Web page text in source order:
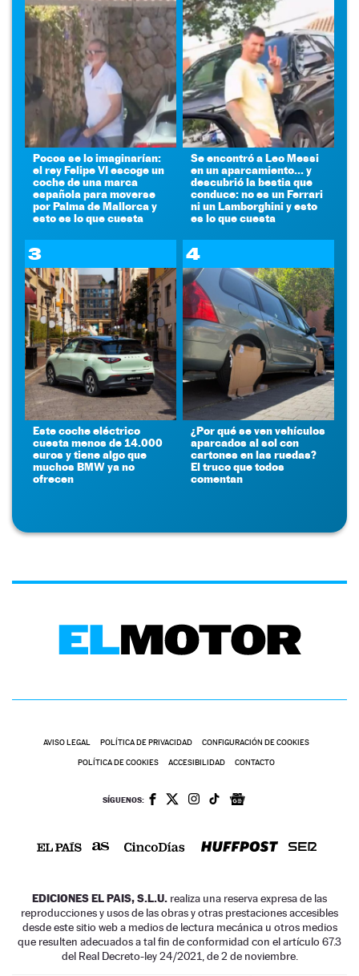
Pocos se lo imaginarían:
el rey Felipe VI escoge un
coche de una marca
española para moverse
por Palma de Mallorca y
esto es lo que cuesta
Se encontró a Leo Messi
en un aparcamiento... y
descubrió la bestia que
conduce: no es un Ferrari
ni un Lamborghini y esto
es lo que cuesta
3
Este coche eléctrico
cuesta menos de 14.000
euros y tiene algo que
muchos BMW ya no
ofrecen
4
¿Por qué se ven vehículos
aparcados al sol con
cartones en las ruedas?
El truco que todos
comentan
AVISO LEGAL POLÍTICA DE PRIVACIDAD CONFIGURACIÓN DE COOKIES
POLÍTICA DE COOKIES ACCESIBILIDAD CONTACTO
SÍGUENOS:
EDICIONES EL PAIS, S.L.U. realiza una reserva expresa de las
reproducciones y usos de las obras y otras prestaciones accesibles
desde este sitio web a medios de lectura mecánica u otros medios
que resulten adecuados a tal fin de conformidad con el artículo 67.3
del Real Decreto-ley 24/2021, de 2 de noviembre.